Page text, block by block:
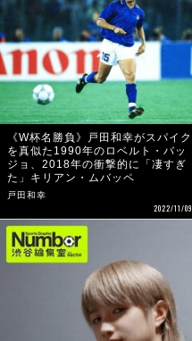
《W杯名勝負》戸田和幸がスパイク
を真似た1990年のロベルト・バッ
ジョ、2018年の衝撃的に「凄すぎ
た」キリアン・ムバッペ
戸田和幸
2022/11/09